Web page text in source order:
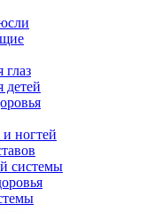
детей
ногтей
системы